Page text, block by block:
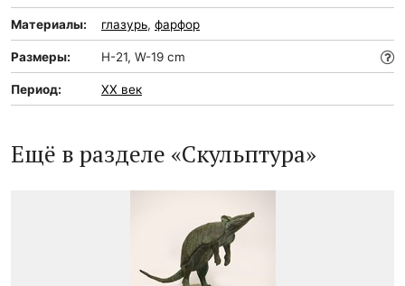
Материалы: глазурь, фарфор
Размеры: H-21, W-19 cm
Период: XX век
Ещё в разделе «Скульптура»